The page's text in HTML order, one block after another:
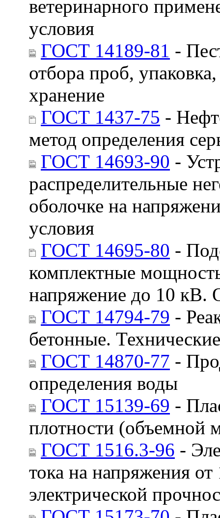
ветеринарного
условия
ГОСТ 14189-81 -
отбора проб,
хранение
ГОСТ 1437-75 -
метод определения
ГОСТ 14693-90 -
распределительные
оболочке на
условия
ГОСТ 14695-80 -
комплектные
напряжение до 10 кВ.
ГОСТ 14794-79 -
бетонные.
ГОСТ 14870-77 -
определения воды
ГОСТ 15139-69 -
плотности (объемной
ГОСТ 1516.3-96 -
тока на напряжения
электрической